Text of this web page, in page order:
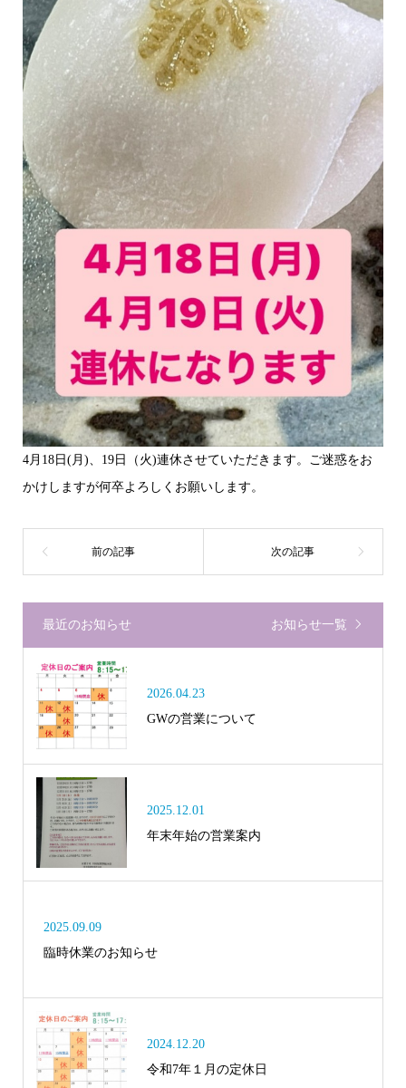
4月18日(月)、19日（火)連休させていただきます。ご迷惑をお
かけしますが何卒よろしくお願いします。
最近のお知らせ お知らせ一覧
2026.04.23
GWの営業について
2025.12.01
年末年始の営業案内
2025.09.09
臨時休業のお知らせ
2024.12.20
令和7年１月の定休日